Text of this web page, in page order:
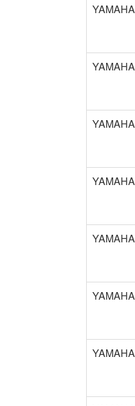
YAMAHA
YAMAHA
YAMAHA
YAMAHA
YAMAHA
YAMAHA
YAMAHA